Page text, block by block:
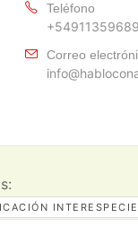
Teléfono
Correo